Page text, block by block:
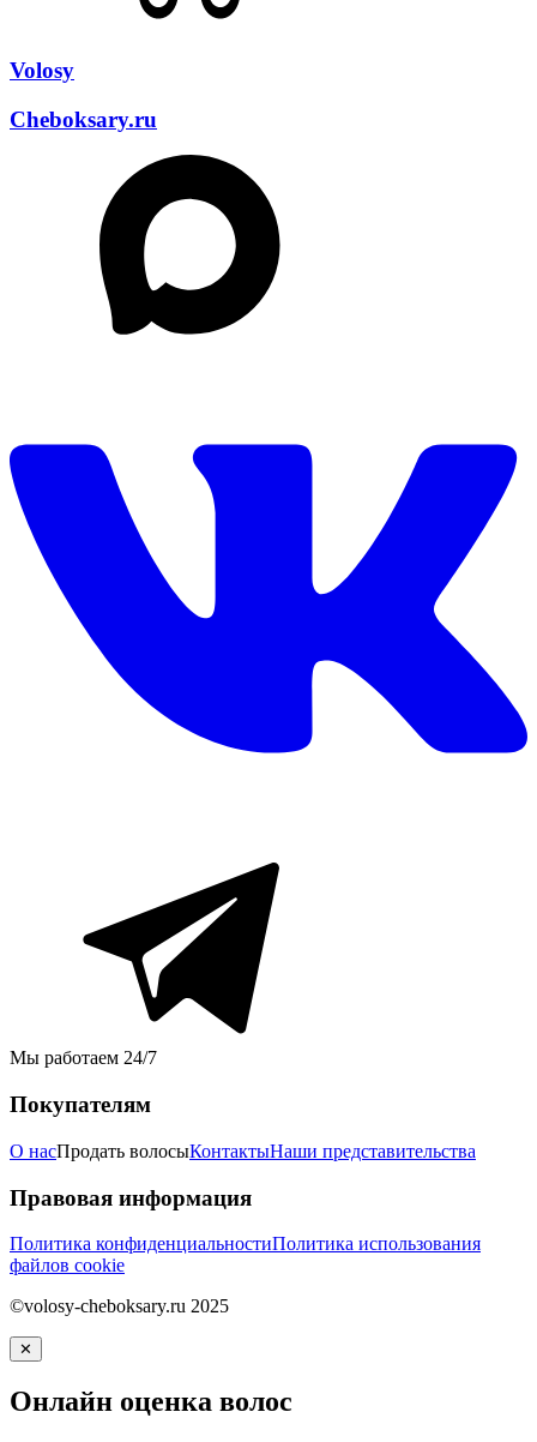
Volosy
Cheboksary.ru
Мы работаем 24/7
Покупателям
О насПродать волосыКонтактыНаши представительства
Правовая информация
Политика конфиденциальностиПолитика использования
файлов cookie
©volosy-cheboksary.ru 2025
✕
Онлайн оценка волос